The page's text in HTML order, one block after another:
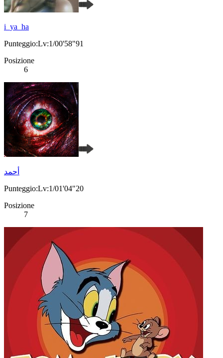
i_ya_ha
Punteggio:Lv:1/00'58"91
Posizione
6
أحمد
Punteggio:Lv:1/01'04"20
Posizione
7